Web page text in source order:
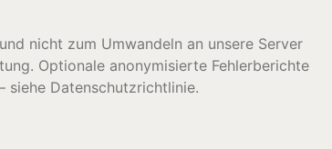
nicht zum Umwandeln an unsere Server
Optionale anonymisierte Fehlerberichte
siehe Datenschutzrichtlinie.